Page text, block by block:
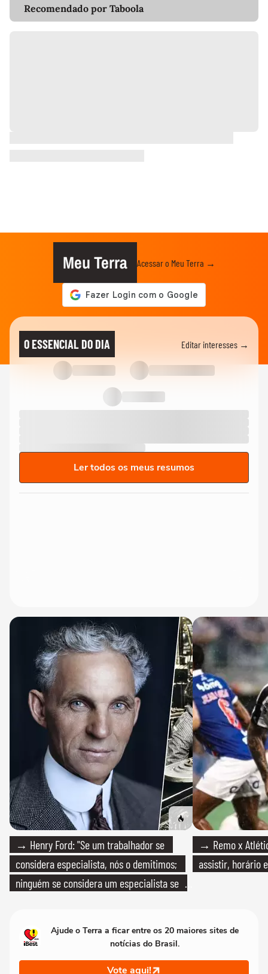
Recomendado por Taboola
Meu Terra Acessar o Meu Terra →
O ESSENCIAL DO DIA Editar interesses →
Ler todos os meus resumos
→ Henry Ford: "Se um trabalhador se
considera especialista, nós o demitimos;
ninguém se considera um especialista se
→ Remo x
assistir, horário
Ajude o Terra a ficar entre os 20 maiores sites de
notícias do Brasil.
Vote aqui!